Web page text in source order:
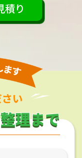
積り
い
理まで
理まで